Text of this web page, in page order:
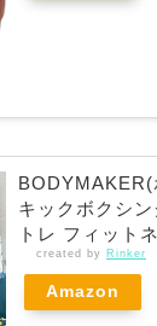
キックボクシ
トレ フィット
created by Rinker
Amazon